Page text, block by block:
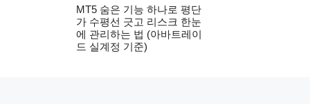
MT5 숨은 기능 하나로 평단
가 수평선 긋고 리스크 한눈
에 관리하는 법 (아바트레이
드 실계정 기준)